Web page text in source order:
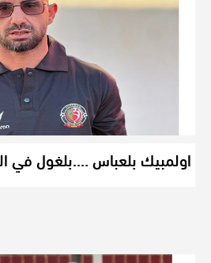
اولمبيك بلعباس ….بلغول في